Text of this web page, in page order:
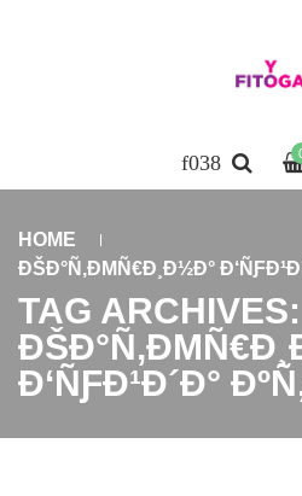
HOME
ÐŠÐ°Ñ‚ÐΜÑ€Ð¸Ð½Ð°
TAG ARCHIVES:
Ð‘ÑƑÐ¹Ð´Ð°